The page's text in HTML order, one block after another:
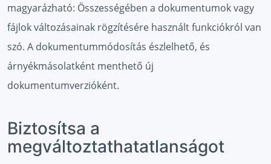
magyarázható: Összességében a dokumentumok vagy
fájlok változásainak rögzítésére használt funkciókról van
szó. A dokumentummódosítás észlelhető, és
árnyékmásolatként menthető új
dokumentumverzióként.
Biztosítsa a
megváltoztathatatlanságot